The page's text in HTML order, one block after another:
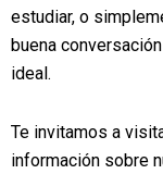
estudiar, o
buena
ideal.
Te invitamos a
información sobre